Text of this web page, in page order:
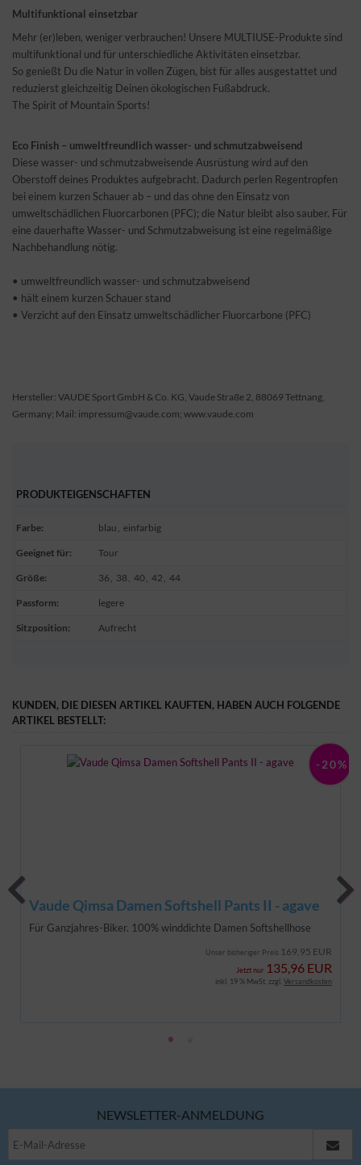
Multifunktional einsetzbar
Mehr (er)leben, weniger verbrauchen! Unsere MULTIUSE-Produkte sind
multifunktional und für unterschiedliche Aktivitäten einsetzbar.
So genießt Du die Natur in vollen Zügen, bist für alles ausgestattet und
reduzierst gleichzeitig Deinen ökologischen Fußabdruck.
The Spirit of Mountain Sports!
Eco Finish – umweltfreundlich wasser- und schmutzabweisend
Diese wasser- und schmutzabweisende Ausrüstung wird auf den
Oberstoff deines Produktes aufgebracht. Dadurch perlen Regentropfen
bei einem kurzen Schauer ab – und das ohne den Einsatz von
umweltschädlichen Fluorcarbonen (PFC); die Natur bleibt also sauber. Für
eine dauerhafte Wasser- und Schmutzabweisung ist eine regelmäßige
Nachbehandlung nötig.
• umweltfreundlich wasser- und schmutzabweisend
• hält einem kurzen Schauer stand
• Verzicht auf den Einsatz umweltschädlicher Fluorcarbone (PFC)
Hersteller: VAUDE Sport GmbH & Co. KG, Vaude Straße 2, 88069 Tettnang,
Germany; Mail: impressum@vaude.com; www.vaude.com
PRODUKTEIGENSCHAFTEN
Farbe: blau einfarbig
Geeignet für: Tour
Größe: 36 38 40 42 44
Passform: legere
Sitzposition: Aufrecht
KUNDEN, DIE DIESEN ARTIKEL KAUFTEN, HABEN AUCH FOLGENDE
ARTIKEL BESTELLT:
Vaude Qimsa Damen Softshell Pants II - agave
Für Ganzjahres-Biker. 100% winddichte Damen Softshellhose
Unser bisheriger Preis 169,95 EUR
Jetzt nur 135,96 EUR
-20%
inkl. 19 % MwSt. zzgl. Versandkosten
NEWSLETTER-ANMELDUNG